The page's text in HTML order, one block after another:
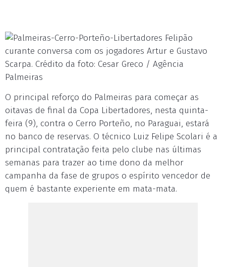
Felipão
curante conversa com os jogadores Artur e Gustavo
Scarpa. Crédito da foto: Cesar Greco / Agência
Palmeiras
O principal reforço do Palmeiras para começar as
oitavas de final da Copa Libertadores, nesta quinta-
feira (9), contra o Cerro Porteño, no Paraguai, estará
no banco de reservas. O técnico Luiz Felipe Scolari é a
principal contratação feita pelo clube nas últimas
semanas para trazer ao time dono da melhor
campanha da fase de grupos o espírito vencedor de
quem é bastante experiente em mata-mata.